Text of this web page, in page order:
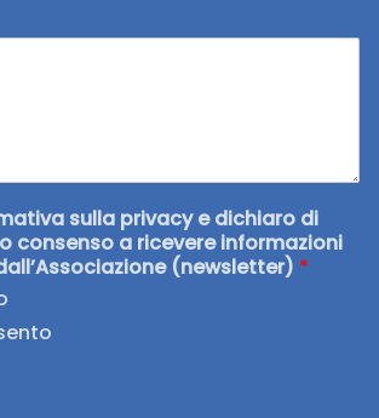
sulla privacy e dichiaro di
consenso a ricevere informazioni
(newsletter) *